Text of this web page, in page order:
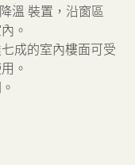
溫 裝置，沿窗區
。
成的室內樓面可受
。